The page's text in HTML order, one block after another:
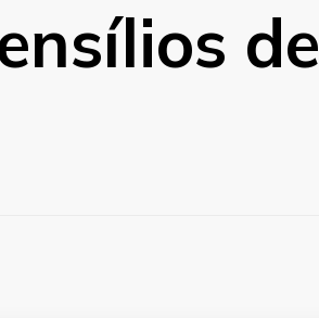
de